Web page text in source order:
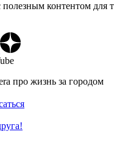
контентом для
про жизнь за городом